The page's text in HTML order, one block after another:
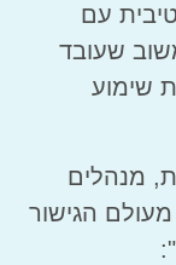
עם
שעובד
שימוע
של 4 סדנאות, מנהלים
מעולם הגישור